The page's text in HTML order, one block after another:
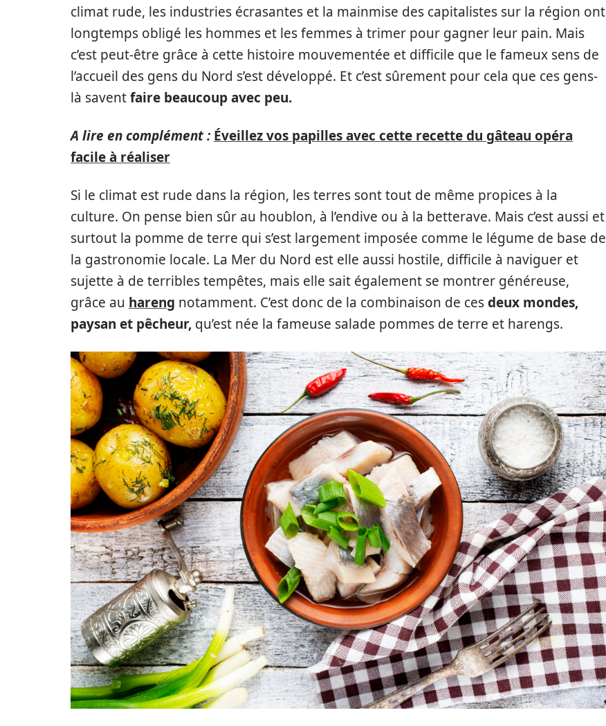
climat rude, les industries écrasantes et la mainmise des capitalistes sur la région ont
longtemps obligé les hommes et les femmes à trimer pour gagner leur pain. Mais
c’est peut-être grâce à cette histoire mouvementée et difficile que le fameux sens de
l’accueil des gens du Nord s’est développé. Et c’est sûrement pour cela que ces gens-
là saventfaire beaucoup avec peu.
A lire en complément : Éveillez vos papilles avec cette recette du gâteau opéra
facile à réaliser
Si le climat est rude dans la région, les terres sont tout de même propices à la
culture. On pense bien sûr au houblon, à l’endive ou à la betterave. Mais c’est aussi et
surtout la pomme de terre qui s’est largement imposée comme le légume de base de
la gastronomie locale. La Mer du Nord est elle aussi hostile, difficile à naviguer et
sujette à de terribles tempêtes, mais elle sait également se montrer généreuse,
grâce au hareng notamment. C’est donc de la combinaison de cesdeux mondes,
paysan et pêcheur, qu’est née la fameuse salade pommes de terre et harengs.